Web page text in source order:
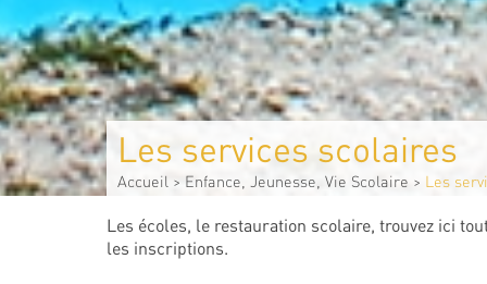
Les services scolaires
Accueil > Enfance, Jeunesse, Vie Scolaire > Les
Les écoles, le restauration scolaire, trouvez ici
les inscriptions.